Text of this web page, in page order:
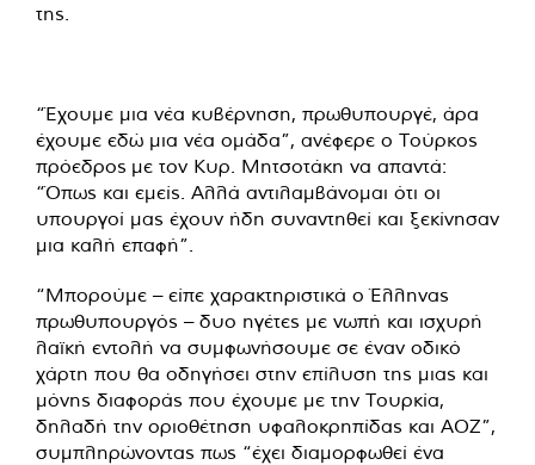
της.
“Έχουμε μια νέα κυβέρνηση, πρωθυπουργέ, άρα
έχουμε εδώ μια νέα ομάδα”, ανέφερε ο Τούρκος
πρόεδρος με τον Κυρ. Μητσοτάκη να απαντά:
“Όπως και εμείς. Αλλά αντιλαμβάνομαι ότι οι
υπουργοί μας έχουν ήδη συναντηθεί και ξεκίνησαν
μια καλή επαφή”.
“Μπορούμε – είπε χαρακτηριστικά ο Έλληνας
πρωθυπουργός – δυο ηγέτες με νωπή και ισχυρή
λαϊκή εντολή να συμφωνήσουμε σε έναν οδικό
χάρτη που θα οδηγήσει στην επίλυση της μιας και
μόνης διαφοράς που έχουμε με την Τουρκία,
δηλαδή την οριοθέτηση υφαλοκρηπίδας και ΑΟΖ”,
συμπληρώνοντας πως “έχει διαμορφωθεί ένα